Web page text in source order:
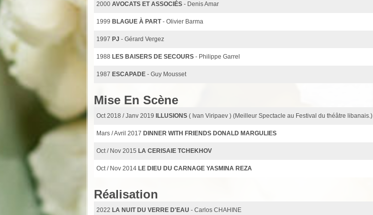
2000 AVOCATS ET ASSOCIÉS - Denis Amar
1999 BLAGUE À PART - Olivier Barma
1997 PJ - Gérard Vergez
1988 LES BAISERS DE SECOURS - Philippe Garrel
1987 ESCAPADE - Guy Mousset
Mise En Scène
Oct 2018 / Janv 2019 ILLUSIONS ( Ivan Viripaev ) (Meilleur Spectacle au Festival du théâtre libanais.)
Mars / Avril 2017 DINNER WITH FRIENDS DONALD MARGULIES
Oct / Nov 2015 LA CERISAIE TCHEKHOV
Oct / Nov 2014 LE DIEU DU CARNAGE YASMINA REZA
Réalisation
2022 LA NUIT DU VERRE D'EAU - Carlos CHAHINE